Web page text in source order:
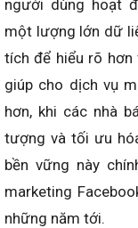
người dùng hoạt
một lượng lớn dữ
tích để hiểu rõ hơn
giúp cho dịch vụ
hơn, khi các nhà
tượng và tối ưu
bền vững này
marketing
những năm tới.